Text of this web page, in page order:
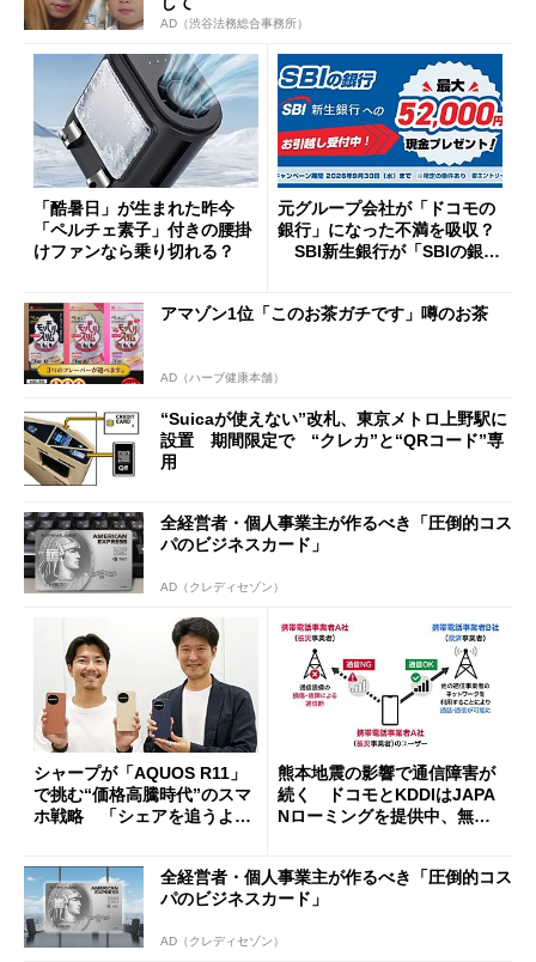
AD（渋谷法務総合事務所）
「酷暑日」が生まれた昨今
「ペルチェ素子」付きの腰掛
けファンなら乗り切れる？
元グループ会社が「ドコモの
銀行」になった不満を吸収？
SBI新生銀行が「SBIの銀
開催
アマゾン1位「このお茶ガチです」噂のお茶
AD（ハーブ健康本舗）
“Suicaが使えない”改札、東京メトロ上野駅に
設置 期間限定で “クレカ”と“QRコード”専
用
全経営者・個人事業主が作るべき「圧倒的コス
パのビジネスカード」
AD（クレディセゾン）
シャープが「AQUOS R11」
で挑む“価格高騰時代”のスマ
ホ戦略 「シェアを追うより
熊本地震の影響で通信障害が
続く ドコモとKDDIはJAPA
Nローミングを提供中、無料
全経営者・個人事業主が作るべき「圧倒的コス
パのビジネスカード」
AD（クレディセゾン）